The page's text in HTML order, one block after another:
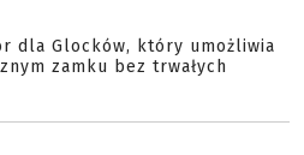
dla Glocków, który umożliwia
zamku bez trwałych